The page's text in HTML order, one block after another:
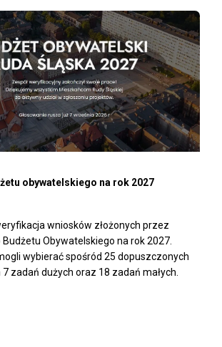
obywatelskiego na rok 2027
wniosków złożonych przez
Obywatelskiego na rok 2027.
wybierać spośród 25 dopuszczonych
zadań dużych oraz 18 zadań małych.